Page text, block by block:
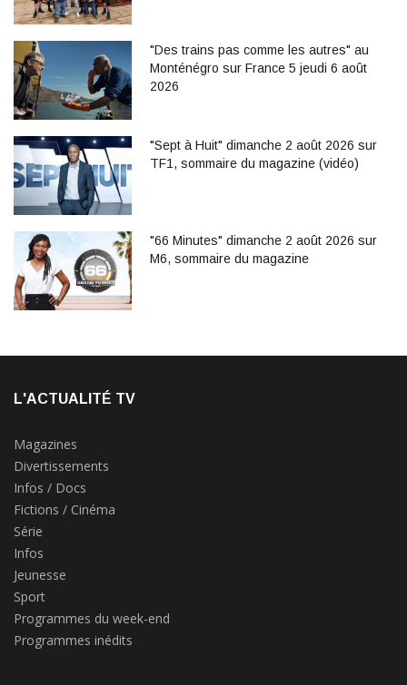
"Des trains pas comme les autres" au
Monténégro sur France 5 jeudi 6 août
2026
"Sept à Huit" dimanche 2 août 2026 sur
TF1, sommaire du magazine (vidéo)
"66 Minutes" dimanche 2 août 2026 sur
M6, sommaire du magazine
L'ACTUALITÉ TV
Magazines
Divertissements
Infos / Docs
Fictions / Cinéma
Série
Infos
Jeunesse
Sport
Programmes du week-end
Programmes inédits